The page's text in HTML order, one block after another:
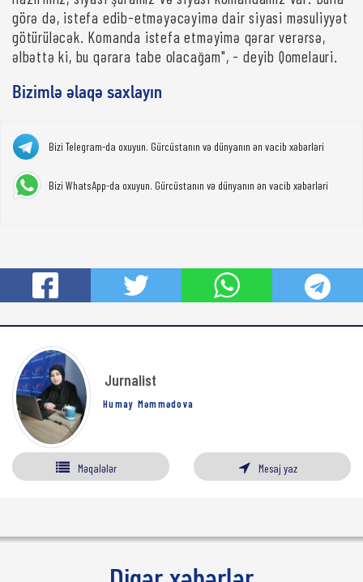
görə də, istefa edib-etməyəcəyimə dair siyasi məsuliyyət
götürüləcək. Komanda istefa etməyimə qərar verərsə,
əlbəttə ki, bu qərara tabe olacağam", - deyib Qomelauri.
Bizimlə əlaqə saxlayın
Bizi Telegram-da oxuyun. Gürcüstanın və dünyanın ən vacib xəbərləri
Bizi WhatsApp-da oxuyun. Gürcüstanın və dünyanın ən vacib xəbərləri
Jurnalist
Humay Məmmədova
Məqalələr Mesaj yaz